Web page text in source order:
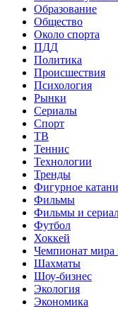
Образование
Общество
Около спорта
ПДД
Политика
Происшествия
Психология
Рынки
Сериалы
Спорт
ТВ
Теннис
Технологии
Тренды
Фигурное
Фильмы
Фильмы и
Футбол
Хоккей
Чемпионат мира
Шахматы
Шоу-бизнес
Экология
Экономика